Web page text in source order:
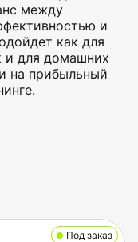
между
и
как для
и для домашних
на прибыльный
Под заказ